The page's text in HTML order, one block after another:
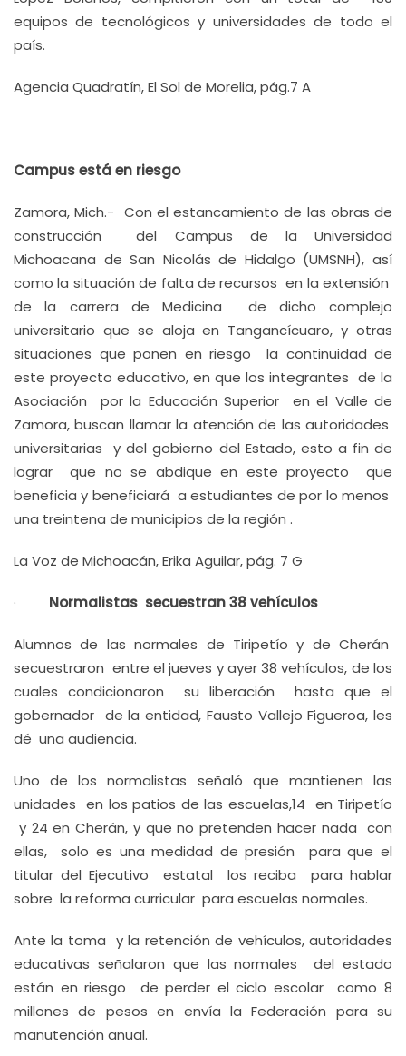
equipos de tecnológicos y universidades de todo el
país.
Agencia Quadratín, El Sol de Morelia, pág.7 A
Campus está en riesgo
Zamora, Mich.- Con el estancamiento de las obras de
construcción del Campus de la Universidad
Michoacana de San Nicolás de Hidalgo (UMSNH), así
como la situación de falta de recursos en la extensión
de la carrera de Medicina de dicho complejo
universitario que se aloja en Tangancícuaro, y otras
situaciones que ponen en riesgo la continuidad de
este proyecto educativo, en que los integrantes de la
Asociación por la Educación Superior en el Valle de
Zamora, buscan llamar la atención de las autoridades
universitarias y del gobierno del Estado, esto a fin de
lograr que no se abdique en este proyecto que
beneficia y beneficiará a estudiantes de por lo menos
una treintena de municipios de la región .
La Voz de Michoacán, Erika Aguilar, pág. 7 G
· Normalistas secuestran 38 vehículos
Alumnos de las normales de Tiripetío y de Cherán
secuestraron entre el jueves y ayer 38 vehículos, de los
cuales condicionaron su liberación hasta que el
gobernador de la entidad, Fausto Vallejo Figueroa, les
dé una audiencia.
Uno de los normalistas señaló que mantienen las
unidades en los patios de las escuelas,14 en Tiripetío
y 24 en Cherán, y que no pretenden hacer nada con
ellas, solo es una medidad de presión para que el
titular del Ejecutivo estatal los reciba para hablar
sobre la reforma curricular para escuelas normales.
Ante la toma y la retención de vehículos, autoridades
educativas señalaron que las normales del estado
están en riesgo de perder el ciclo escolar como 8
millones de pesos en envía la Federación para su
manutención anual.